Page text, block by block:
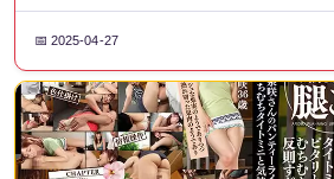
📅 2025-04-27